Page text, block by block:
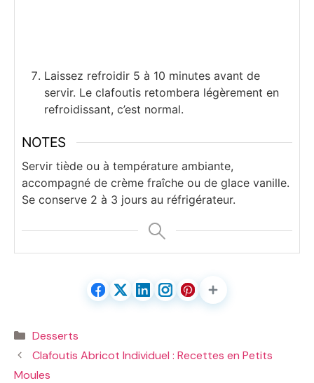
Laissez refroidir 5 à 10 minutes avant de
servir. Le clafoutis retombera légèrement en
refroidissant, c’est normal.
NOTES
Servir tiède ou à température ambiante,
accompagné de crème fraîche ou de glace vanille.
Se conserve 2 à 3 jours au réfrigérateur.
Catégories
Desserts
Clafoutis Abricot Individuel : Recettes en Petits
Moules